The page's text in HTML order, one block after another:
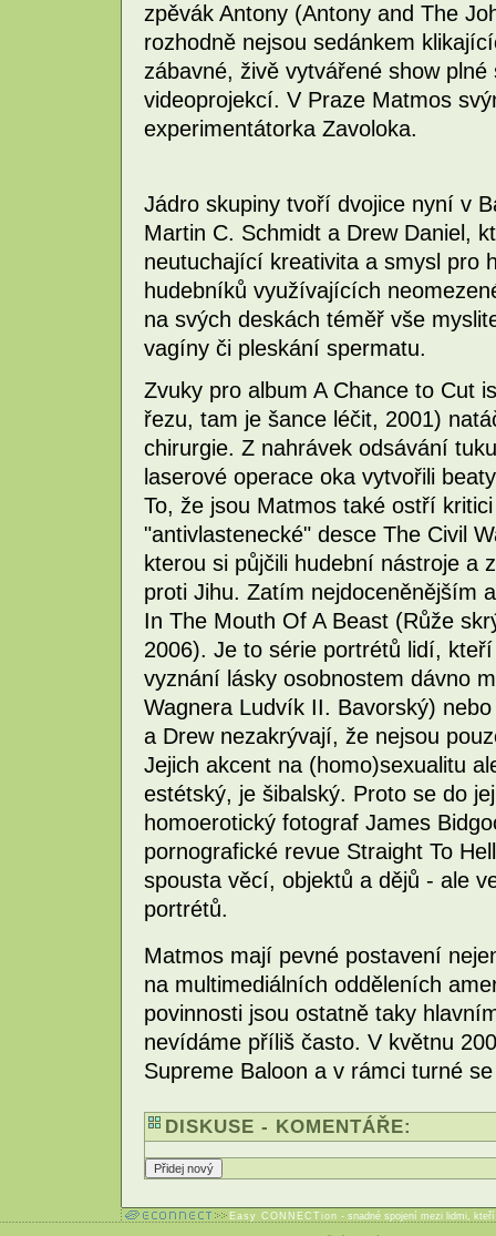
zpěvák Antony (Antony and The
rozhodně nejsou sedánkem
zábavné, živě vytvářené show
videoprojekcí. V Praze Matmos
experimentátorka Zavoloka.
Jádro skupiny tvoří dvojice nyní v
Martin C. Schmidt a Drew Daniel,
neutuchající kreativita a smysl pro
hudebníků využívajících
na svých deskách téměř vše
vagíny či pleskání spermatu.
Zvuky pro album A Chance to Cut
řezu, tam je šance léčit, 2001)
chirurgie. Z nahrávek odsávání
laserové operace oka vytvořili
To, že jsou Matmos také ostří
"antivlastenecké" desce The Civil
kterou si půjčili hudební nástroje a
proti Jihu. Zatím nejdoceněnějším
In The Mouth Of A Beast (Růže
2006). Je to série portrétů lidí,
vyznání lásky osobnostem dávno
Wagnera Ludvík II. Bavorský)
a Drew nezakrývají, že nejsou
Jejich akcent na (homo)sexualitu
estétský, je šibalský. Proto se do
homoerotický fotograf James
pornografické revue Straight To
spousta věcí, objektů a dějů - ale
portrétů.
Matmos mají pevné postavení
na multimediálních odděleních
povinnosti jsou ostatně taky
nevídáme příliš často. V květnu
Supreme Baloon a v rámci turné
DISKUSE - KOMENTÁŘE:
Easy CONNECTion - snadné spojení mezi lidmi,